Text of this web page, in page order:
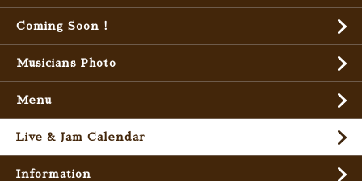
Coming Soon !
Musicians Photo
Menu
Live & Jam Calendar
Information